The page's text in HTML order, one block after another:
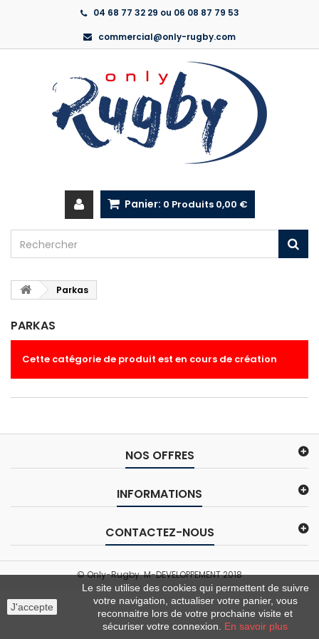
04 68 77 32 29 ou 06 08 87 79 53
commercial@only-rugby.com
Panier: 0 Produits 0,00 €
Parkas
PARKAS
Cette catégorie de produit est en cours de création
NOS OFFRES
INFORMATIONS
© Only-Rugby. M-DEVELOPPEMENT 2018
CONTACTEZ-NOUS
J'accepte
Le site utilise des cookies qui permettent de suivre
votre navigation, actualiser votre panier, vous
reconnaitre lors de votre prochaine visite et
sécuriser votre connexion. En savoir plus